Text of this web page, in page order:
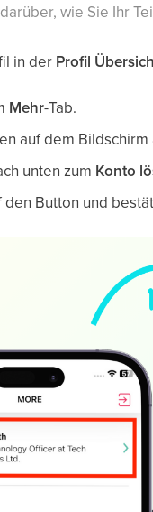
wie Sie Ihr
in der Profil
Mehr-Tab.
auf dem Bildschirm
unten zum Konto
den Button und